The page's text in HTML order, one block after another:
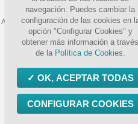
© 2026 Todos los
ATENCIÓN: Oferta válida hasta fin de
válida para la
Preguntas frecuentes
Trabaja
Síguenos en
navegación. Puedes cambiar la
configuración de las cookies en
opción "Configurar Cookies" y
obtener más información a través
de la Política de Cookies.
OK, ACEPTAR TODAS
CONFIGURAR COOKIES